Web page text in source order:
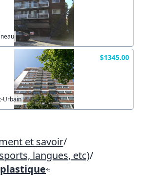
$1345.00
Urbain
et savoir/
langues, etc)/